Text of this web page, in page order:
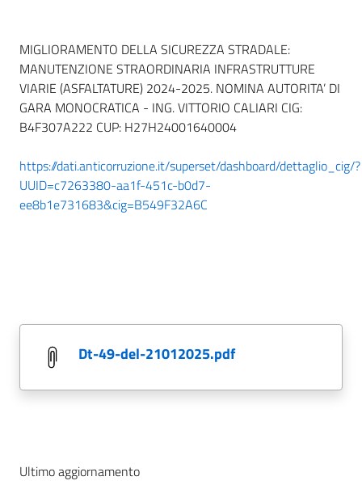
MIGLIORAMENTO DELLA SICUREZZA STRADALE:
MANUTENZIONE STRAORDINARIA INFRASTRUTTURE
VIARIE (ASFALTATURE) 2024-2025. NOMINA AUTORITA’ DI
GARA MONOCRATICA - ING. VITTORIO CALIARI CIG:
B4F307A222 CUP: H27H24001640004
https://dati.anticorruzione.it/superset/dashboard/dettaglio_cig/?
UUID=c7263380-aa1f-451c-b0d7-
ee8b1e731683&cig=B549F32A6C
dt-49-del-21012025.pdf
Ultimo aggiornamento